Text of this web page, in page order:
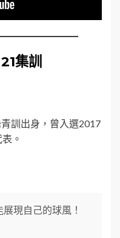
集訓
青訓出身，曾入選2017
。
現自己的球風！